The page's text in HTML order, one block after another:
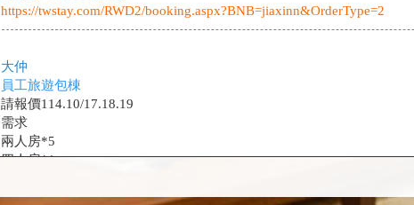
https://twstay.com/RWD2/booking.aspx?BNB=jiaxinn&OrderType=2
大仲
員工旅遊包棟
請報價114.10/17.18.19
需求
兩人房*5
四人房*1
謝謝